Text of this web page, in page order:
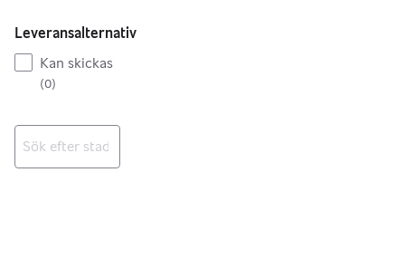
Leveransalternativ
Kan skickas
(0)